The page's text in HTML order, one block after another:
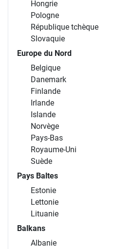
Hongrie
Pologne
République tchèque
Slovaquie
Europe du Nord
Belgique
Danemark
Finlande
Irlande
Islande
Norvège
Pays-Bas
Royaume-Uni
Suède
Pays Baltes
Estonie
Lettonie
Lituanie
Balkans
Albanie